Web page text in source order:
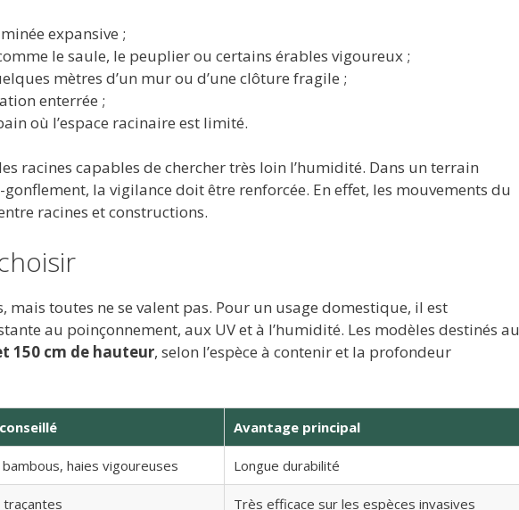
expansive ;
le saule, le peuplier ou certains érables vigoureux ;
mètres d’un mur ou d’une clôture fragile ;
enterrée ;
où l’espace racinaire est limité.
racines capables de chercher très loin l’humidité. Dans un terrain
la vigilance doit être renforcée. En effet, les mouvements du
racines et constructions.
toutes ne se valent pas. Pour un usage domestique, il est
au poinçonnement, aux UV et à l’humidité. Les modèles destinés au
150 cm de hauteur, selon l’espèce à contenir et la profondeur
Avantage principal
haies vigoureuses Longue durabilité
traçantes Très efficace sur les espèces invasives